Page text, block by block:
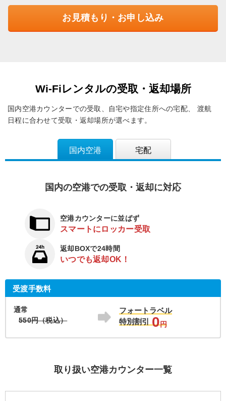
お見積もり・お申し込み
Wi-Fiレンタルの受取・返却場所
国内空港カウンターでの受取、自宅や指定住所への宅配、
渡航
日程に合わせて受取・返却場所が選べます。
国内空港 宅配
国内の空港での受取・返却に対応
空港カウンターに並ばず
スマートにロッカー受取
返却BOXで24時間
いつでも返却OK！
受渡手数料
通常
550円（税込）
フォートラベル
特別割引
0円
取り扱い空港カウンター一覧